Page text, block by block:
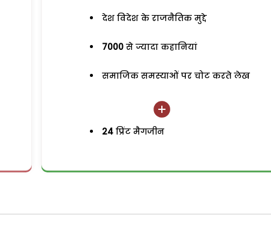
देश विदेश के राजनैतिक मुद्दे
7000 से ज्यादा कहानियां
समाजिक समस्याओं पर चोट करते लेख
24 प्रिंट मैगजीन